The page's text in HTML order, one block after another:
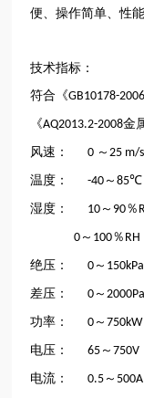
便、操作简单、性
技术指标：
符合《GB10178-
《AQ2013.2-2008金
风速： 0 ～ 25
温度：
-40 ～
湿度：
10 ～ 90％
0 ～ 100％
绝压： 0 ～
差压： 0 ～
功率： 0 ～
电压： 65 ～
电流： 0.5 ～